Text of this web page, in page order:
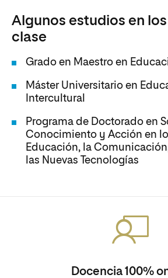
Algunos estudios en
clase
Grado en Maestro en
Máster Universitario en
Intercultural
Programa de Doctorado en
Conocimiento y Acción en
Educación, la
las Nuevas Tecnologías
Docencia 100%